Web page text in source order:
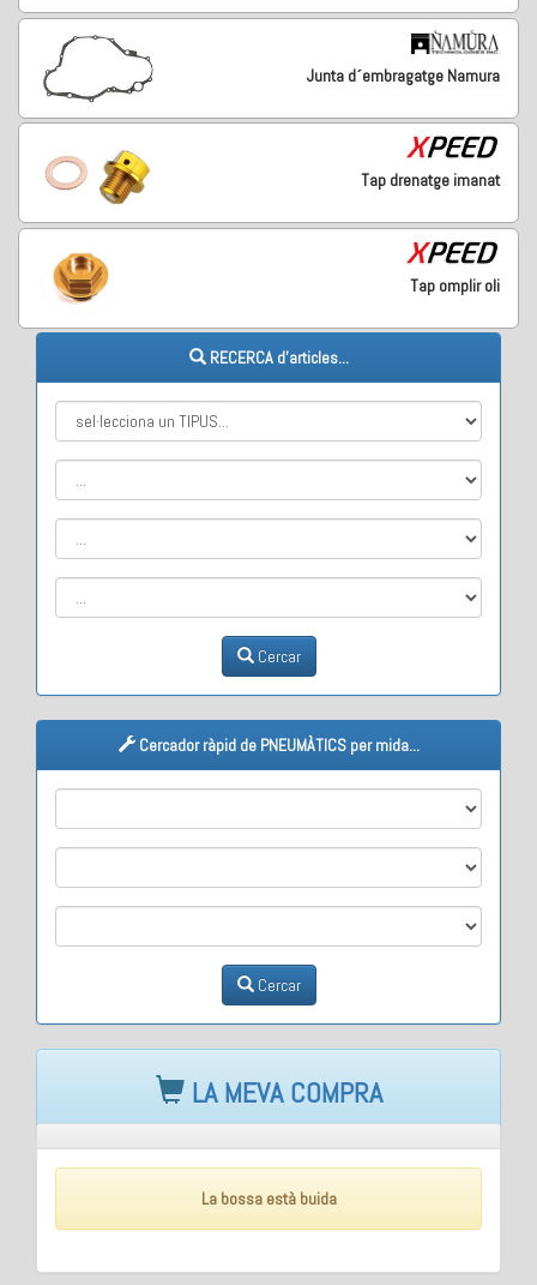
Junta d´embragatge Namura
Tap drenatge imanat
Tap omplir oli
RECERCA d'articles...
Cercar
Cercador ràpid de PNEUMÀTICS per mida...
Cercar
LA MEVA COMPRA
La bossa està buida